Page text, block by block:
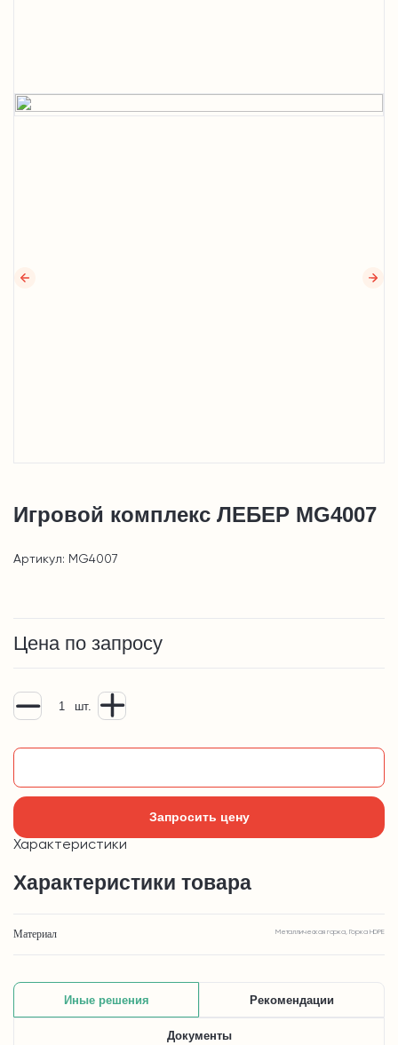
Игровой комплекс ЛЕБЕР MG4007
Артикул: MG4007
Цена по запросу
шт.
Запросить цену
Характеристики
Характеристики товара
Материал Металлическая горка, Горка HDPE
Иные решения Рекомендации
Документы